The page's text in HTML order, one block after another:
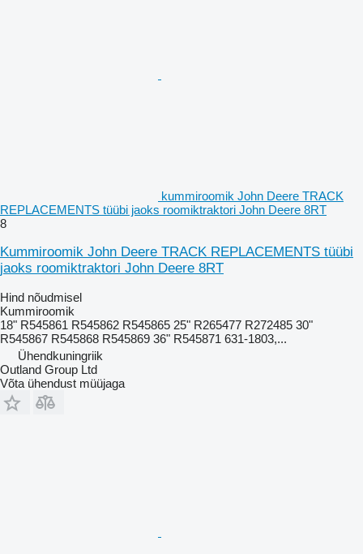
kummiroomik John Deere TRACK
REPLACEMENTS tüübi jaoks roomiktraktori John Deere 8RT
8
Kummiroomik John Deere TRACK REPLACEMENTS tüübi
jaoks roomiktraktori John Deere 8RT
Hind nõudmisel
Kummiroomik
18" R545861 R545862 R545865 25" R265477 R272485 30"
R545867 R545868 R545869 36" R545871 631-1803,...
Ühendkuningriik
Outland Group Ltd
Võta ühendust müüjaga